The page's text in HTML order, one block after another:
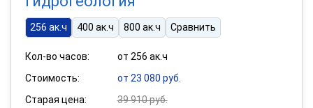
256 ак.ч 400 ак.ч 800 ак.ч Сравнить
Кол-во часов:
от 256 ак.ч
Стоимость:
от 23 080 руб.
Старая цена:
39 910 руб.